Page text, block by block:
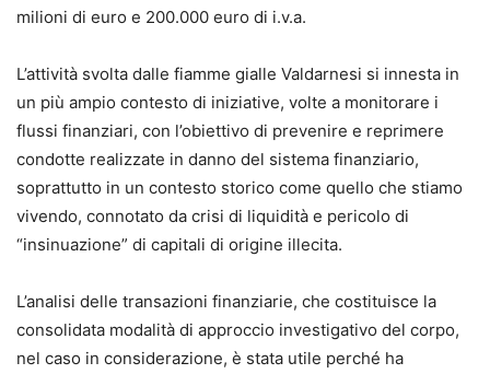
milioni di euro e 200.000 euro di i.v.a.
L’attività svolta dalle fiamme gialle Valdarnesi si innesta in
un più ampio contesto di iniziative, volte a monitorare i
flussi finanziari, con l’obiettivo di prevenire e reprimere
condotte realizzate in danno del sistema finanziario,
soprattutto in un contesto storico come quello che stiamo
vivendo, connotato da crisi di liquidità e pericolo di
“insinuazione” di capitali di origine illecita.
L’analisi delle transazioni finanziarie, che costituisce la
consolidata modalità di approccio investigativo del corpo,
nel caso in considerazione, è stata utile perché ha